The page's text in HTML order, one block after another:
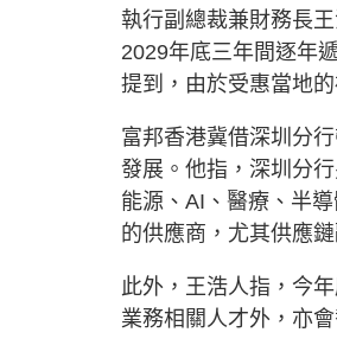
執行副總裁兼財務長
2029年底三年間逐年
提到，由於受惠當地
富邦香港冀借深圳分
發展。他指，深圳分
能源、AI、醫療、半
的供應商，尤其供應鏈
此外，王浩人指，今
業務相關人才外，亦